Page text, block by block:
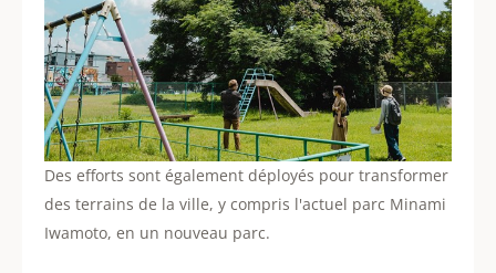
Des efforts sont également déployés pour transformer
des terrains de la ville, y compris l'actuel parc Minami
Iwamoto, en un nouveau parc.